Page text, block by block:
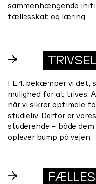
sammenhængende
fællesskab og læring.
→ TRIVSEL
I E.1. bekæmper vi det,
mulighed for at trives.
når vi sikrer optimale
studieliv. Derfor er
studerende – både
oplever bump på vejen.
→